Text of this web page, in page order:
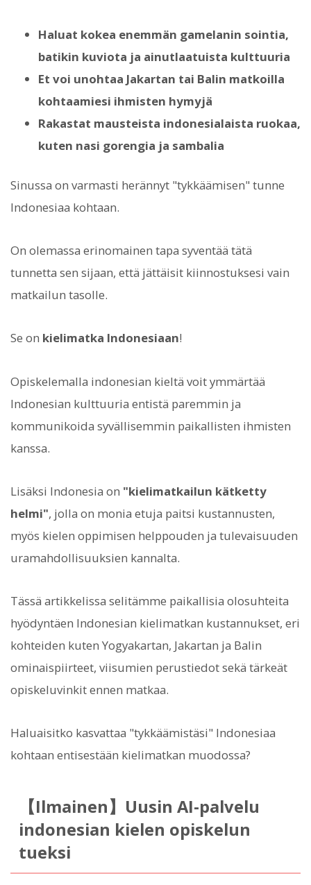
Haluat kokea enemmän gamelanin sointia,
batikin kuviota ja ainutlaatuista kulttuuria
Et voi unohtaa Jakartan tai Balin matkoilla
kohtaamiesi ihmisten hymyjä
Rakastat mausteista indonesialaista ruokaa,
kuten nasi gorengia ja sambalia
Sinussa on varmasti herännyt "tykkäämisen" tunne
Indonesiaa kohtaan.
On olemassa erinomainen tapa syventää tätä
tunnetta sen sijaan, että jättäisit kiinnostuksesi vain
matkailun tasolle.
Se on kielimatka Indonesiaan!
Opiskelemalla indonesian kieltä voit ymmärtää
Indonesian kulttuuria entistä paremmin ja
kommunikoida syvällisemmin paikallisten ihmisten
kanssa.
Lisäksi Indonesia on "kielimatkailun kätketty
helmi", jolla on monia etuja paitsi kustannusten,
myös kielen oppimisen helppouden ja tulevaisuuden
uramahdollisuuksien kannalta.
Tässä artikkelissa selitämme paikallisia olosuhteita
hyödyntäen Indonesian kielimatkan kustannukset, eri
kohteiden kuten Yogyakartan, Jakartan ja Balin
ominaispiirteet, viisumien perustiedot sekä tärkeät
opiskeluvinkit ennen matkaa.
Haluaisitko kasvattaa "tykkäämistäsi" Indonesiaa
kohtaan entisestään kielimatkan muodossa?
【Ilmainen】Uusin AI-palvelu
indonesian kielen opiskelun
tueksi